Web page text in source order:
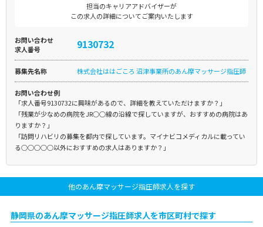
担当のキャリアアドバイザーが
この求人の詳細についてご案内いたします
お問い合わせ
求人番号
9130732
募集先名称 株式会社ははごころ 沼津事業所のあん摩マッサージ指圧師
お問い合わせ例
「求人番号9130732に興味があるので、詳細を教えていただけますか？」
「残業が少なめの病院をJR○○線の沿線で探していますが、おすすめの病院はあ
りますか？」
「訪問リハビリの募集を都内で探しています。マイナビコメディカルに載ってい
る○○○○○以外におすすめの求人はありますか？」
他のあん摩マッサージ指圧師求人を探す
静岡県のあん摩マッサージ指圧師求人を市区町村で探す